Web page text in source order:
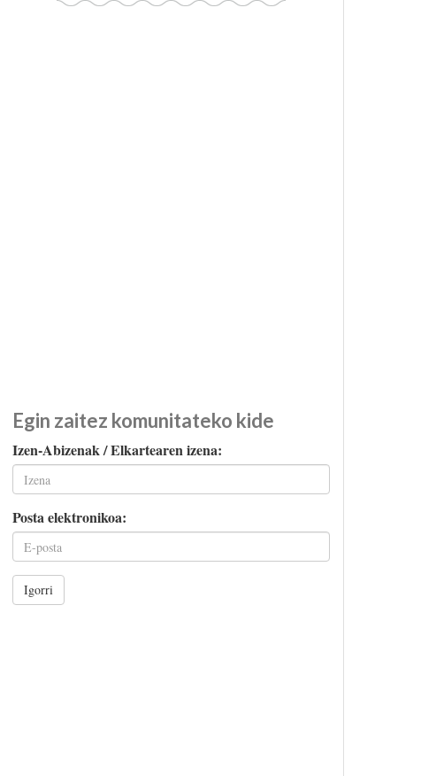
Egin zaitez komunitateko kide
Izen-Abizenak / Elkartearen izena:
Posta elektronikoa:
Igorri